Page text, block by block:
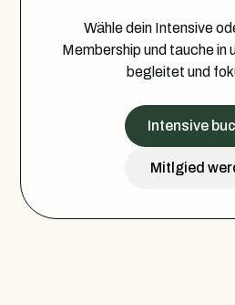
Wähle dein Intensive
Membership und tauche in
begleitet und
Intensive
Mitlgied